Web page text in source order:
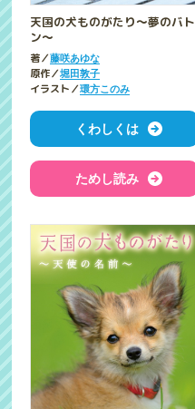
天国の犬ものがたり～夢のバト
ン～
著／藤咲あゆな
原作／堀田敦子
イラスト／環方このみ
くわしくは
ためし読み